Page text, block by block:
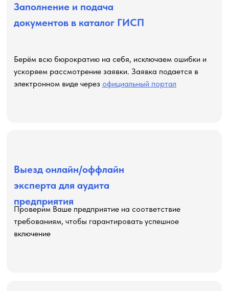
Проверим Ваше предприятие на соответствие
требованиям, чтобы гарантировать успешное
включение
Выезд онлайн/оффлайн
эксперта для аудита
предприятия
Заполнение и подача
документов в каталог ГИСП
Берём всю бюрократию на себя, исключаем ошибки и
ускоряем рассмотрение заявки. Заявка подается в
электронном виде через официальный портал